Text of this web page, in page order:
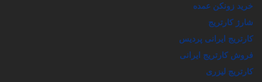
خرید زونکن عمده
شارژ کارتریج
کارتریج ایرانی پردیس
فروش کارتریج ایرانی
کارتریج لیزری